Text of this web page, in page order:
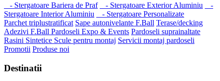
- Stergatoare Bariera de Praf - Stergatoare Exterior Aluminiu
-
Stergatoare Interior Aluminiu
- Stergatoare Personalizate
Parchet triplustratificat Sape autonivelante F.Ball Terase/decking
Adezivi F.Ball Pardoseli Expo & Events Pardoseli suprainaltate
Rasini Sintetice Scule pentru montaj Servicii montaj pardoseli
Promotii Produse noi
Destinatii